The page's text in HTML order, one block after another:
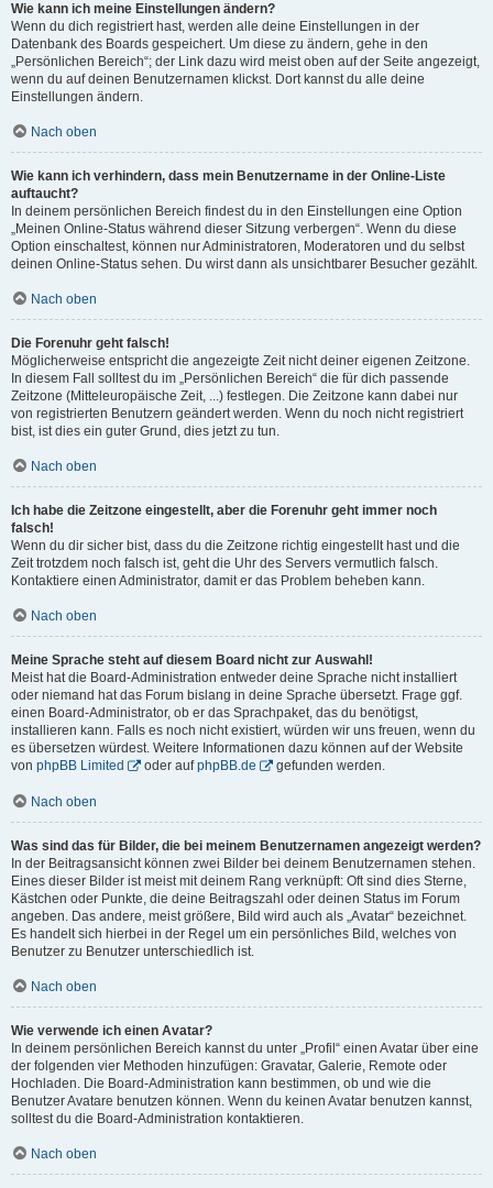
Wie kann ich meine Einstellungen ändern?
Wenn du dich registriert hast, werden alle deine Einstellungen in der
Datenbank des Boards gespeichert. Um diese zu ändern, gehe in den
„Persönlichen Bereich“; der Link dazu wird meist oben auf der Seite angezeigt,
wenn du auf deinen Benutzernamen klickst. Dort kannst du alle deine
Einstellungen ändern.
Nach oben
Wie kann ich verhindern, dass mein Benutzername in der Online-Liste
auftaucht?
In deinem persönlichen Bereich findest du in den Einstellungen eine Option
„Meinen Online-Status während dieser Sitzung verbergen“. Wenn du diese
Option einschaltest, können nur Administratoren, Moderatoren und du selbst
deinen Online-Status sehen. Du wirst dann als unsichtbarer Besucher gezählt.
Nach oben
Die Forenuhr geht falsch!
Möglicherweise entspricht die angezeigte Zeit nicht deiner eigenen Zeitzone.
In diesem Fall solltest du im „Persönlichen Bereich“ die für dich passende
Zeitzone (Mitteleuropäische Zeit, ...) festlegen. Die Zeitzone kann dabei nur
von registrierten Benutzern geändert werden. Wenn du noch nicht registriert
bist, ist dies ein guter Grund, dies jetzt zu tun.
Nach oben
Ich habe die Zeitzone eingestellt, aber die Forenuhr geht immer noch
falsch!
Wenn du dir sicher bist, dass du die Zeitzone richtig eingestellt hast und die
Zeit trotzdem noch falsch ist, geht die Uhr des Servers vermutlich falsch.
Kontaktiere einen Administrator, damit er das Problem beheben kann.
Nach oben
Meine Sprache steht auf diesem Board nicht zur Auswahl!
Meist hat die Board-Administration entweder deine Sprache nicht installiert
oder niemand hat das Forum bislang in deine Sprache übersetzt. Frage ggf.
einen Board-Administrator, ob er das Sprachpaket, das du benötigst,
installieren kann. Falls es noch nicht existiert, würden wir uns freuen, wenn du
es übersetzen würdest. Weitere Informationen dazu können auf der Website
von phpBB Limited oder aufphpBB.de gefunden werden.
Nach oben
Was sind das für Bilder, die bei meinem Benutzernamen angezeigt werden?
In der Beitragsansicht können zwei Bilder bei deinem Benutzernamen stehen.
Eines dieser Bilder ist meist mit deinem Rang verknüpft: Oft sind dies Sterne,
Kästchen oder Punkte, die deine Beitragszahl oder deinen Status im Forum
angeben. Das andere, meist größere, Bild wird auch als „Avatar“ bezeichnet.
Es handelt sich hierbei in der Regel um ein persönliches Bild, welches von
Benutzer zu Benutzer unterschiedlich ist.
Nach oben
Wie verwende ich einen Avatar?
In deinem persönlichen Bereich kannst du unter „Profil“ einen Avatar über eine
der folgenden vier Methoden hinzufügen: Gravatar, Galerie, Remote oder
Hochladen. Die Board-Administration kann bestimmen, ob und wie die
Benutzer Avatare benutzen können. Wenn du keinen Avatar benutzen kannst,
solltest du die Board-Administration kontaktieren.
Nach oben